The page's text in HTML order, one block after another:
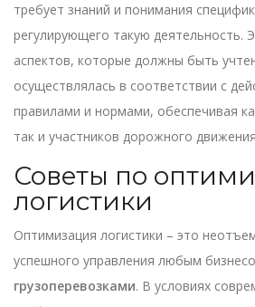
требует знаний и понимания
регулирующего такую деятельность.
аспектов, которые должны быть
осуществлялась в соответствии с
правилами и нормами, обеспечивая
так и участников дорожного
Советы по
логистики
Оптимизация логистики – это
успешного управления любым
грузоперевозками. В условиях